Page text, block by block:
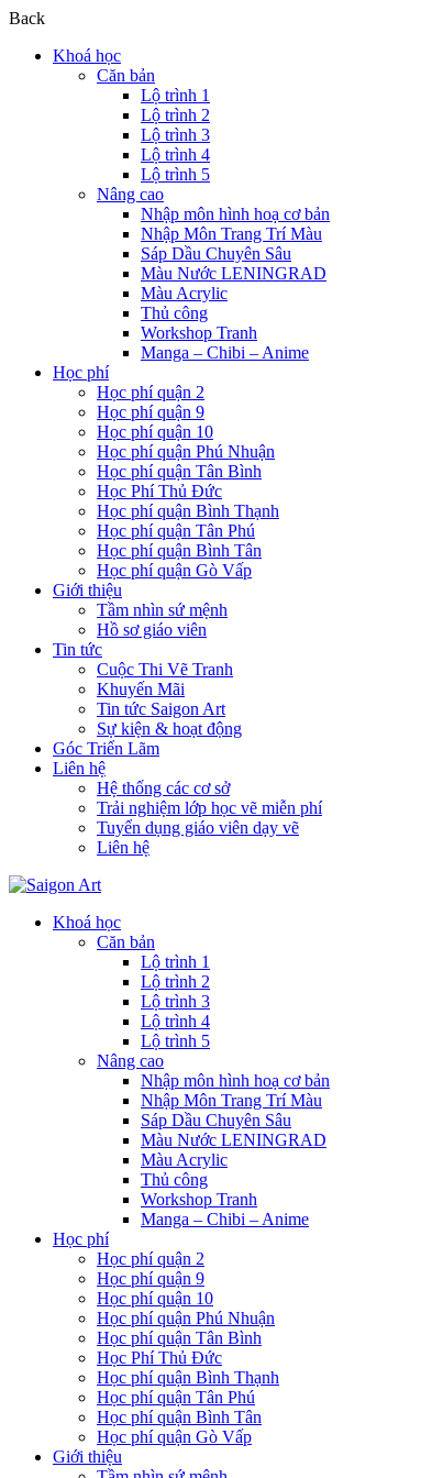
Back
Khoá học
Căn bản
Lộ trình 1
Lộ trình 2
Lộ trình 3
Lộ trình 4
Lộ trình 5
Nâng cao
Nhập môn hình hoạ cơ bản
Nhập Môn Trang Trí Màu
Sáp Dầu Chuyên Sâu
Màu Nước LENINGRAD
Màu Acrylic
Thủ công
Workshop Tranh
Manga – Chibi – Anime
Học phí
Học phí quận 2
Học phí quận 9
Học phí quận 10
Học phí quận Phú Nhuận
Học phí quận Tân Bình
Học Phí Thủ Đức
Học phí quận Bình Thạnh
Học phí quận Tân Phú
Học phí quận Bình Tân
Học phí quận Gò Vấp
Giới thiệu
Tầm nhìn sứ mệnh
Hồ sơ giáo viên
Tin tức
Cuộc Thi Vẽ Tranh
Khuyến Mãi
Tin tức Saigon Art
Sự kiện & hoạt động
Góc Triển Lãm
Liên hệ
Hệ thống các cơ sở
Trải nghiệm lớp học vẽ miễn phí
Tuyển dụng giáo viên dạy vẽ
Liên hệ
Khoá học
Căn bản
Lộ trình 1
Lộ trình 2
Lộ trình 3
Lộ trình 4
Lộ trình 5
Nâng cao
Nhập môn hình hoạ cơ bản
Nhập Môn Trang Trí Màu
Sáp Dầu Chuyên Sâu
Màu Nước LENINGRAD
Màu Acrylic
Thủ công
Workshop Tranh
Manga – Chibi – Anime
Học phí
Học phí quận 2
Học phí quận 9
Học phí quận 10
Học phí quận Phú Nhuận
Học phí quận Tân Bình
Học Phí Thủ Đức
Học phí quận Bình Thạnh
Học phí quận Tân Phú
Học phí quận Bình Tân
Học phí quận Gò Vấp
Giới thiệu